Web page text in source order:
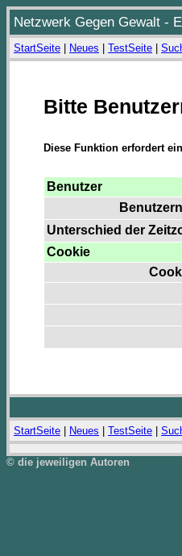
Netzwerk Gegen Gewalt -
StartSeite Neues TestSeite
Bitte
Diese Funktion erfordert
Benutzer
Unterschied der
Cookie
StartSeite Neues TestSeite
© die jeweiligen Autoren